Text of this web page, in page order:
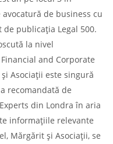
de business cu
publicația Legal 500.
la nivel
and Corporate
Asociații este singură
recomandată de
din Londra în aria
informațiile relevante
Mărgărit și Asociații, se